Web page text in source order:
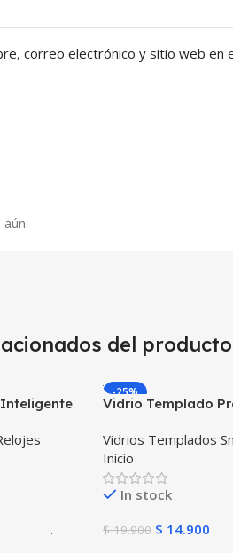
correo electrónico y sitio web en
del
-25%
Vidrio Templado
Smartwatch
Frontier
Vidrios Templados
Inicio
In stock
$19.900 $ 14.900